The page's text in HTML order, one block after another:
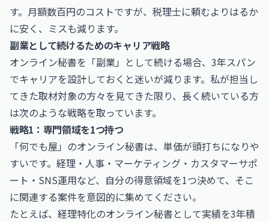
す。月額数百円のコストですが、税理士に頼むよりはるか
に安く、ミスも減ります。
副業として続けるためのキャリア戦略
オンライン秘書を「副業」として続ける場合、3年スパン
でキャリアを設計しておくと迷いが減ります。私が担当し
てきた取材対象の方々を見てきた限り、長く続いている方
は次のような戦略を取っています。
戦略1：専門領域を1つ持つ
「何でも屋」のオンライン秘書は、単価が頭打ちになりや
すいです。経理・人事・マーケティング・カスタマーサポ
ート・SNS運用など、自分の得意領域を1つ決めて、そこ
に関連する案件を意図的に集めてください。
たとえば、経理特化のオンライン秘書として実績を3年積